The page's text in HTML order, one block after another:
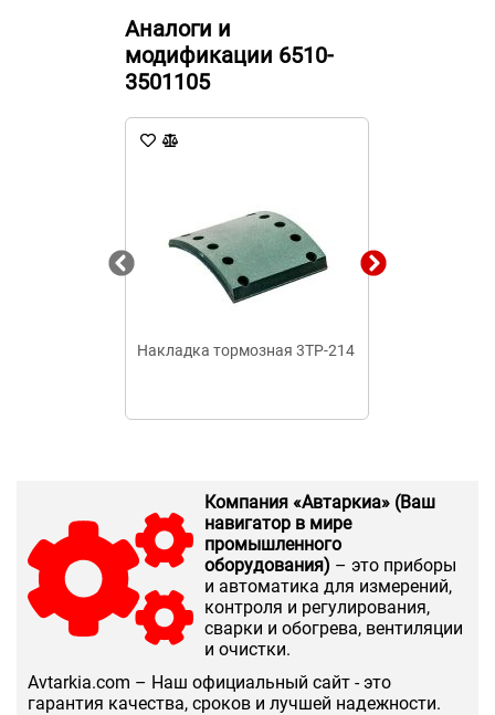
Аналоги и
модификации 6510-
3501105
Накладка тормозная 3ТР-214
Компания «Автаркиа» (Ваш
навигатор в мире
промышленного
оборудования) – это приборы
и автоматика для измерений,
контроля и регулирования,
сварки и обогрева, вентиляции
и очистки.
Аvtarkia.com – Наш официальный сайт - это
гарантия качества, сроков и лучшей надежности.